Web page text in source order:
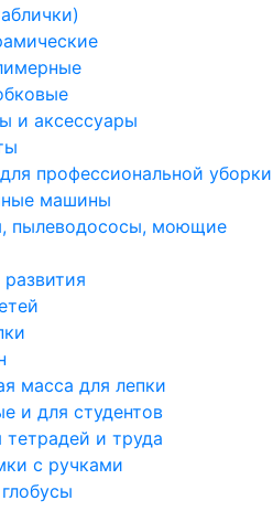
и аксессуары
профессиональной уборки
машины
пылеводососы, моющие
масса для лепки
и для студентов
тетрадей и труда
с ручками